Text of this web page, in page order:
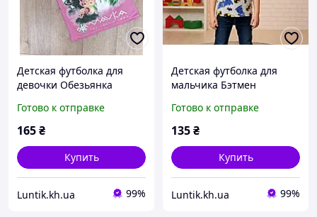
Детская футболка для
девочки Обезьянка
размеры 104-110 (рост
104, 110, )
Готово к отправке
165₴
Купить
Luntik.kh.ua 99%
Детская футболка для
мальчика Бэтмен
размеры 80-122 (рост 80,
92, 104, 110, 116, 122)
Готово к отправке
135₴
Купить
Luntik.kh.ua 99%